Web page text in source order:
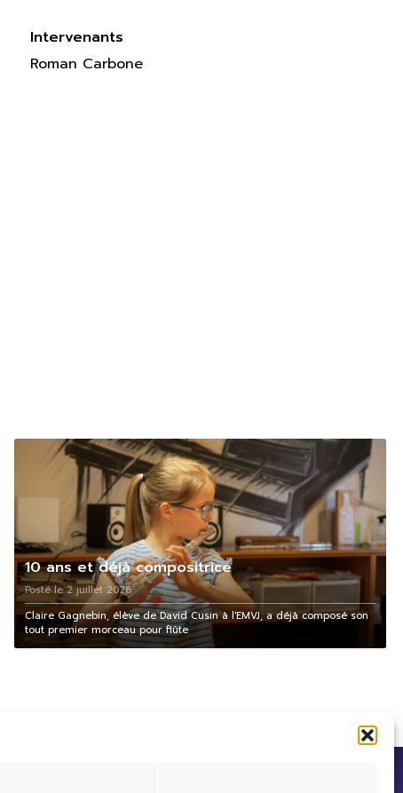
Intervenants
Roman Carbone
10 ans et déjà compositrice
Posté le 2 juillet 2026
Claire Gagnebin, élève de David Cusin à l'EMVJ, a déjà composé son
tout premier morceau pour flûte